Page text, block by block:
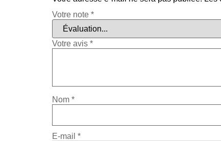
Votre note *
Votre avis *
Nom *
E-mail *